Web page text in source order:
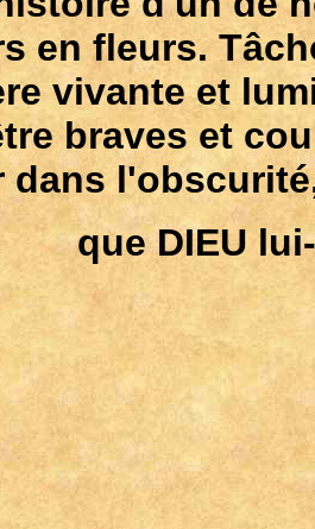
en fleurs.
vivante et
braves et
dans
que DIEU lui-